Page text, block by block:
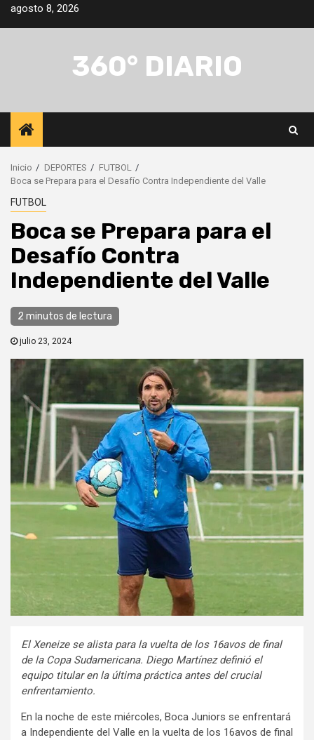
Saltar
agosto 8, 2026
360° DIARIO
Inicio DEPORTES
FUTBOL
Boca se Prepara para el Desafío Contra Independiente del Valle
FUTBOL
Boca se Prepara para el
Desafío Contra
Independiente del Valle
2 minutos de lectura
julio 23, 2024
El Xeneize se alista para la vuelta de los 16avos de final
de la Copa Sudamericana. Diego Martínez definió el
equipo titular en la última práctica antes del crucial
enfrentamiento.
En la noche de este miércoles, Boca Juniors se enfrentará
a Independiente del Valle en la vuelta de los 16avos de final